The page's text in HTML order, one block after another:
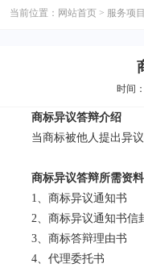
当前位置： 网站首页 > 服务项目
时间
商标异议答辩介绍
当商标被他人提出异
商标异议答辩所需资料
1、商标异议通知书
2、商标异议通知书信
3、商标答辩理由书
4、代理委托书